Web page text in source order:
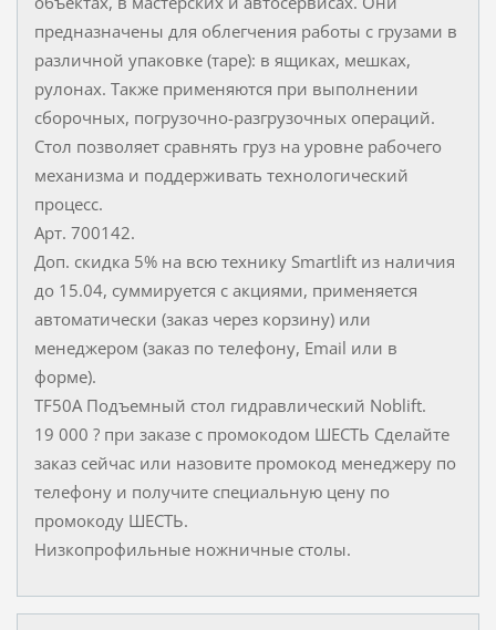
предназначены для облегчения работы с грузами в
различной упаковке (таре): в ящиках, мешках,
рулонах. Также применяются при выполнении
сборочных, погрузочно-разгрузочных операций.
Стол позволяет сравнять груз на уровне рабочего
механизма и поддерживать технологический
процесс.
Арт. 700142.
Доп. скидка 5% на всю технику Smartlift из наличия
до 15.04, суммируется с акциями, применяется
автоматически (заказ через корзину) или
менеджером (заказ по телефону, Email или в
форме).
TF50A Подъемный стол гидравлический Noblift.
19 000 ? при заказе с промокодом ШЕСТЬ Сделайте
заказ сейчас или назовите промокод менеджеру по
телефону и получите специальную цену по
промокоду ШЕСТЬ.
Низкопрофильные ножничные столы.